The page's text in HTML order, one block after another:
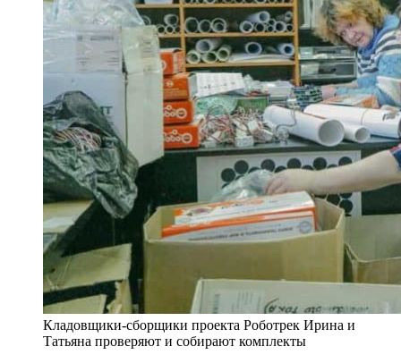
Кладовщики-сборщики проекта Роботрек Ирина и
Татьяна проверяют и собирают комплекты